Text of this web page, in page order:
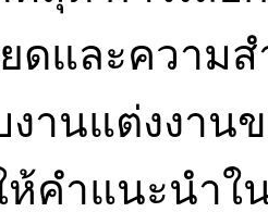
ยดและความ
งานแต่งงา
คำแนะนำใ